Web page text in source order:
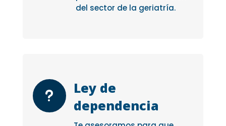
del sector de la geriatría.
u
Ley de
dependencia